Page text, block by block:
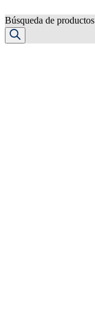
Búsqueda de productos